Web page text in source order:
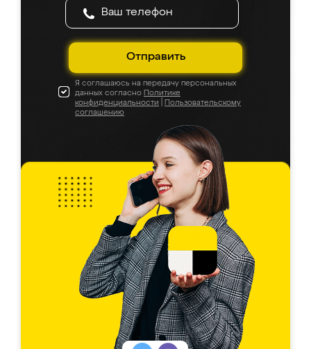
Отправить
Я соглашаюсь на передачу персональных
данных согласно Политике
конфиденциальности
Пользовательскому
соглашению